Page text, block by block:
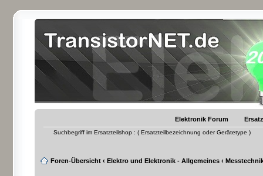
Elektronik Forum
Suchbegriff im Ersatzteilshop : ( Ersatzteilbezeichnung oder Gerätetype )
Foren-Übersicht ‹ Elektro und Elektronik - Allgemeines ‹